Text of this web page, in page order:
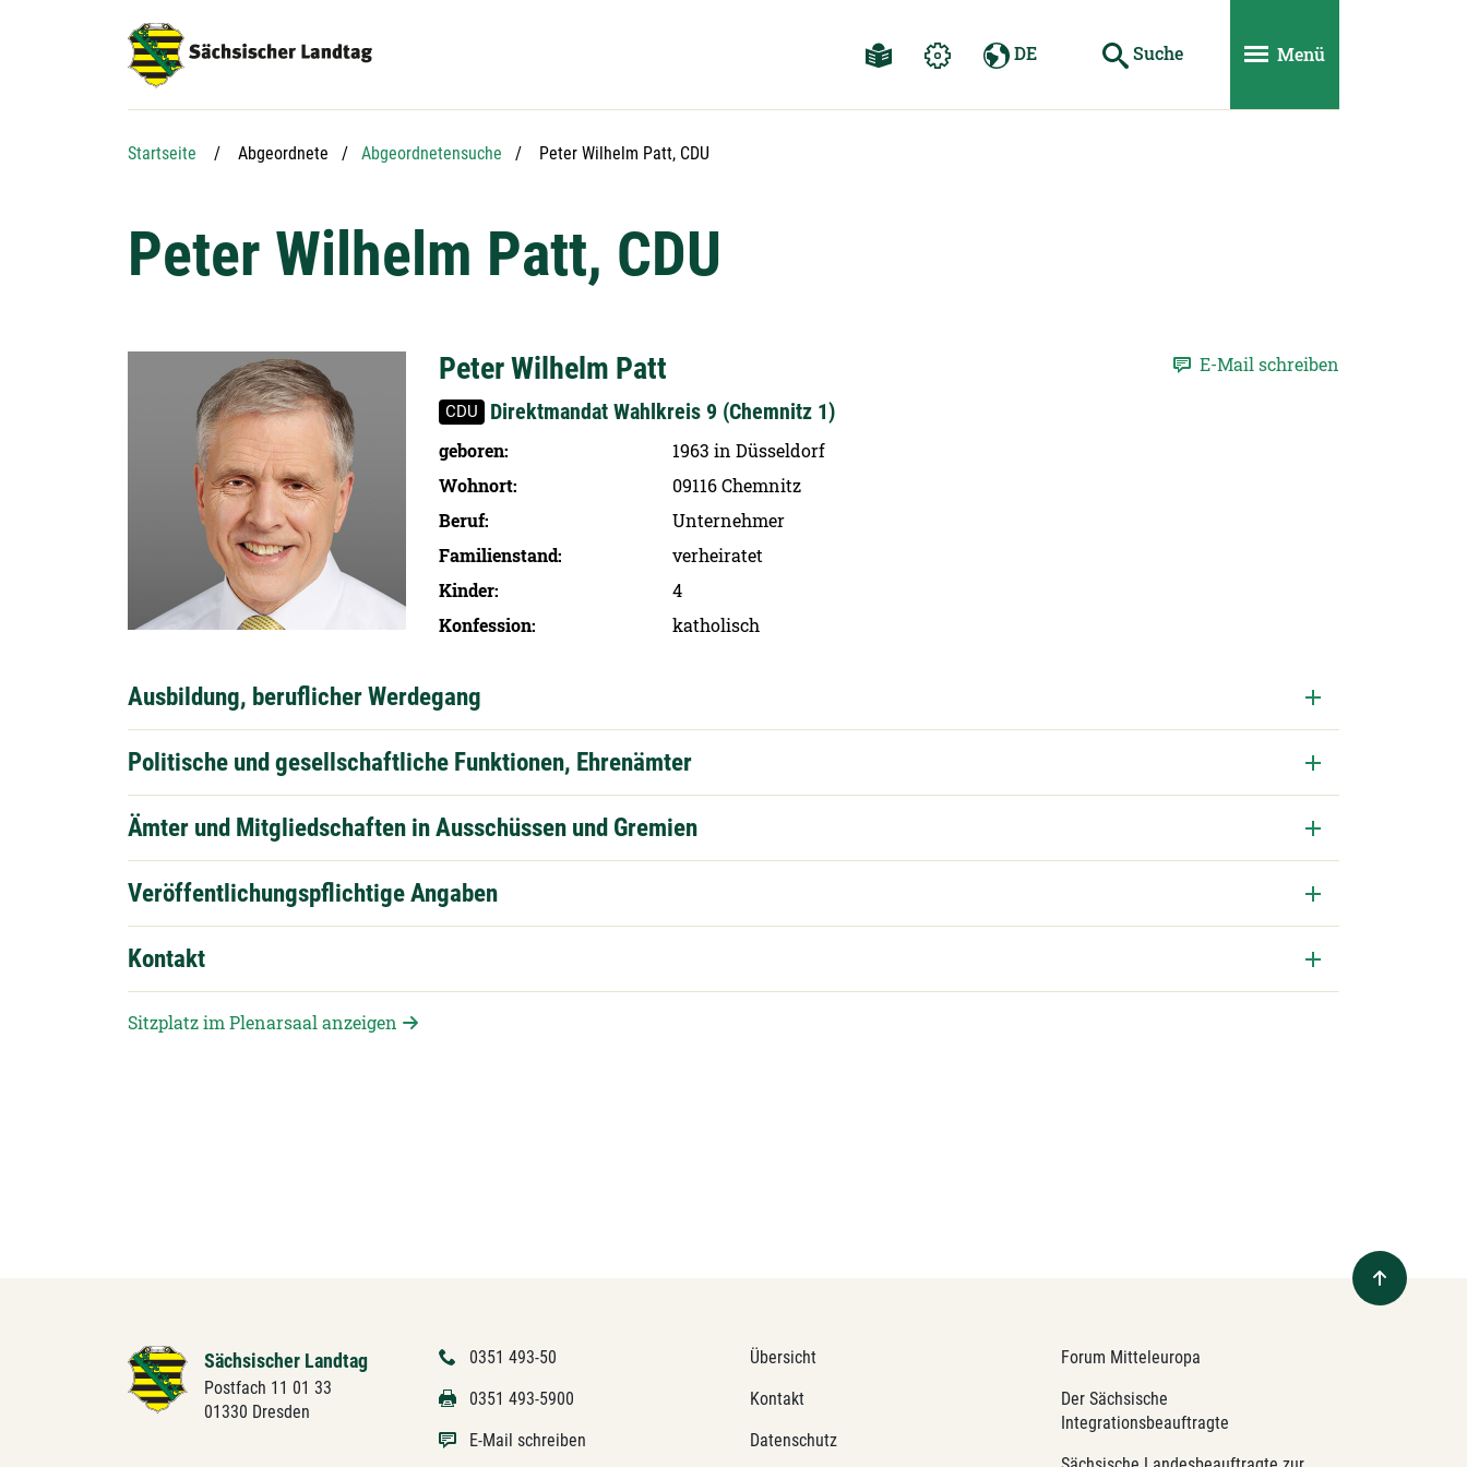
DE Suche Menü
Startseite Abgeordnete Abgeordnetensuche Aktuelle Seite:
Peter Wilhelm Patt, CDU
Peter Wilhelm Patt, CDU
E-Mail schreiben
Peter Wilhelm Patt
CDU Direktmandat Wahlkreis 9 (Chemnitz 1)
geboren
1963 in Düsseldorf
Wohnort
09116 Chemnitz
Beruf
Unternehmer
Familien­stand
verheiratet
Kinder
4
Konfession
katholisch
Ausbildung, beruflicher Werdegang
Politische und gesellschaftliche Funktionen, Ehrenämter
Ämter und Mitgliedschaften in Ausschüssen und Gremien
Veröffentlichungspflichtige Angaben
Kontakt
Sitzplatz im Plenarsaal anzeigen
Sächsischer Landtag
Postfach 11 01 33
01330 Dresden
0351 493-50
0351 493-5900
E-Mail schreiben
Übersicht
Kontakt
Datenschutz
Forum Mitteleuropa
Der Sächsische
Integrationsbeauftragte